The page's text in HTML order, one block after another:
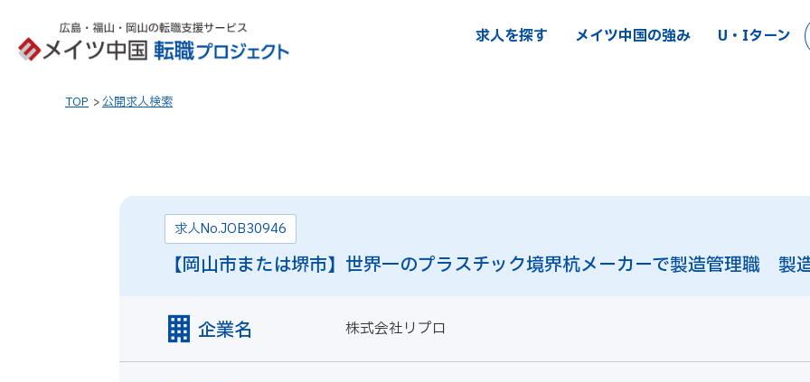
求人を探す メイツ中国の強み U・Iターン
TOP 公開求人検索
求人No.JOB30946
【岡山市または堺市】世界一のプラスチック境界杭メーカーで製造管理職 製
企業名 株式会社リプロ